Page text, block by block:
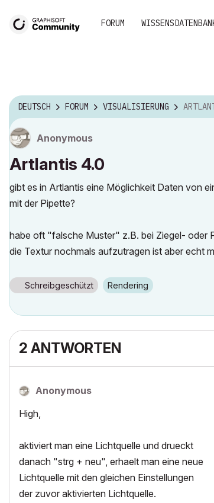
FORUM
DEUTSCH FORUM VISUALISIERUNG
Anonymous
Artlantis 4.0
gibt es in Artlantis eine Möglichkeit Daten von
mit der Pipette?
habe oft "falsche Muster" z.B. bei Ziegel- oder
die Textur nochmals aufzutragen ist aber echt
Schreibgeschützt Rendering
2 ANTWORTEN
Anonymous
High,
aktiviert man eine Lichtquelle und drueckt
danach "strg + neu", erhaelt man eine neue
Lichtquelle mit den gleichen Einstellungen
der zuvor aktivierten Lichtquelle.